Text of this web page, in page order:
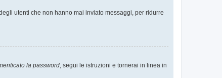
utenti che non hanno mai inviato messaggi, per ridurre
la password , segui le istruzioni e tornerai in linea in